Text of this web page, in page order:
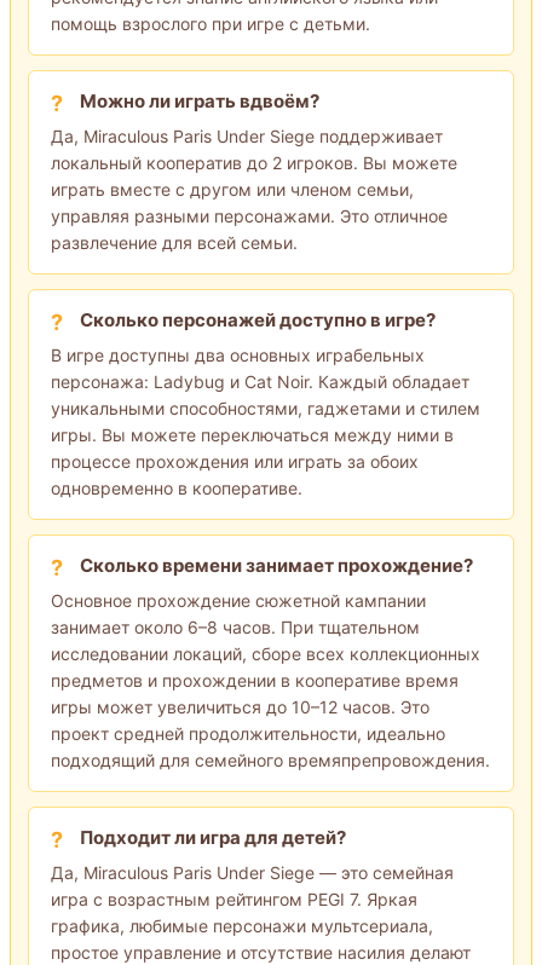
помощь взрослого при игре с детьми.
Можно ли играть вдвоём?
Да, Miraculous Paris Under Siege поддерживает
локальный кооператив до 2 игроков. Вы можете
играть вместе с другом или членом семьи,
управляя разными персонажами. Это отличное
развлечение для всей семьи.
Сколько персонажей доступно в игре?
В игре доступны два основных играбельных
персонажа: Ladybug и Cat Noir. Каждый обладает
уникальными способностями, гаджетами и стилем
игры. Вы можете переключаться между ними в
процессе прохождения или играть за обоих
одновременно в кооперативе.
Сколько времени занимает прохождение?
Основное прохождение сюжетной кампании
занимает около 6–8 часов. При тщательном
исследовании локаций, сборе всех коллекционных
предметов и прохождении в кооперативе время
игры может увеличиться до 10–12 часов. Это
проект средней продолжительности, идеально
подходящий для семейного времяпрепровождения.
Подходит ли игра для детей?
Да, Miraculous Paris Under Siege — это семейная
игра с возрастным рейтингом PEGI 7. Яркая
графика, любимые персонажи мультсериала,
простое управление и отсутствие насилия делают